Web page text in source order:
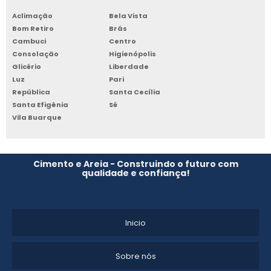
MICROCIMENTO BANCADA COZINHA
TECNOCIMENTO BRANCO
MICROCIMENTO ANTIDERRAPANTE
MICROCIMENTO ÓXIDO
CIMENTO QUEIMADO COLORIDO PREÇO
Aclimação
Bela Vista
Bom Retiro
Brás
Cambuci
Centro
Consolação
Higienópolis
Glicério
Liberdade
Luz
Pari
República
Santa Cecília
Santa Efigênia
Sé
Vila Buarque
Cimento e Areia - Construindo o futuro com
qualidade e confiança!
Inicio
Sobre nós